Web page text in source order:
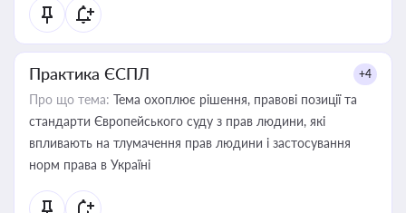
Практика ЄСПЛ +4
Про що тема: Тема охоплює рішення, правові позиції та
стандарти Європейського суду з прав людини, які
впливають на тлумачення прав людини і застосування
норм права в Україні